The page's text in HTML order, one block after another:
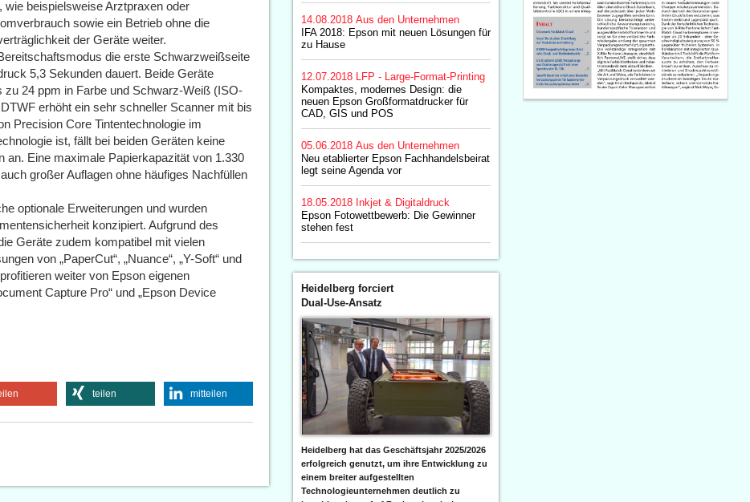
beispielsweise Arztpraxen oder
sowie ein Betrieb ohne die
der Geräte weiter.
die erste Schwarzweißseite
5,3 Sekunden dauert. Beide Geräte
24 ppm in Farbe und Schwarz-Weiß (ISO-
erhöht ein sehr schneller Scanner mit bis
Precision Core Tintentechnologie im
ist, fällt bei beiden Geräten keine
an. Eine maximale Papierkapazität von 1.330
großer Auflagen ohne häufiges Nachfüllen
optionale Erweiterungen und wurden
konzipiert. Aufgrund des
Geräte zudem kompatibel mit vielen
von „PaperCut“, „Nuance“, „Y-Soft“ und
weiter von Epson eigenen
Capture Pro“ und „Epson Device
teilen mitteilen
14.08.2018 Aus den Unternehmen
IFA 2018: Epson mit neuen Lösungen für
zu Hause
12.07.2018
LFP - Large-Format-Printing
Kompaktes, modernes Design: die
neuen Epson Großformatdrucker für
CAD, GIS und POS
05.06.2018 Aus den Unternehmen
Neu etablierter Epson Fachhandelsbeirat
legt seine Agenda vor
18.05.2018 Inkjet & Digitaldruck
Epson Fotowettbewerb: Die Gewinner
stehen fest
Heidelberg forciert
Dual-Use-Ansatz
Heidelberg hat das Geschäftsjahr 2025/2026
erfolgreich genutzt, um ihre Entwicklung zu
einem breiter aufgestellten
Technologieunternehmen deutlich zu